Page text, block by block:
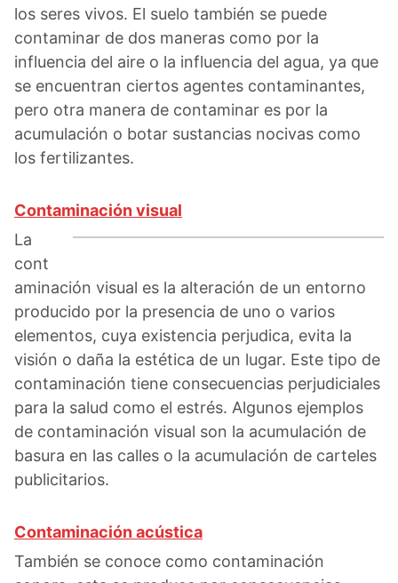
los seres vivos. El suelo también se puede
contaminar de dos maneras como por la
influencia del aire o la influencia del agua, ya que
se encuentran ciertos agentes contaminantes,
pero otra manera de contaminar es por la
acumulación o botar sustancias nocivas como
los fertilizantes.
Contaminación visual
La
cont
aminación visual es la alteración de un entorno
producido por la presencia de uno o varios
elementos, cuya existencia perjudica, evita la
visión o daña la estética de un lugar. Este tipo de
contaminación tiene consecuencias perjudiciales
para la salud como el estrés. Algunos ejemplos
de contaminación visual son la acumulación de
basura en las calles o la acumulación de carteles
publicitarios.
Contaminación acústica
También se conoce como contaminación